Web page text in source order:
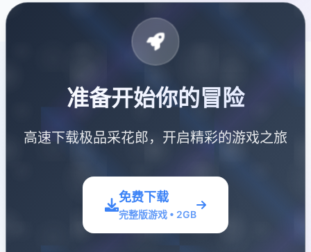
准备开始你的冒险
高速下载极品采花郎，开启精彩的游戏之旅
免费下载
完整版游戏 • 2GB